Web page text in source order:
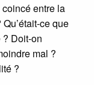
entre la
ce que
? Doit-on
mal ?
?